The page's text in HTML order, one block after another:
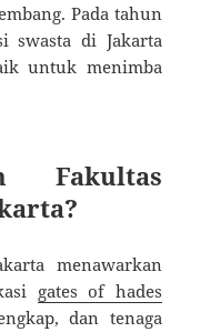
Pada tahun
swasta di Jakarta
untuk menimba
Fakultas
menawarkan
gates of hades
dan tenaga